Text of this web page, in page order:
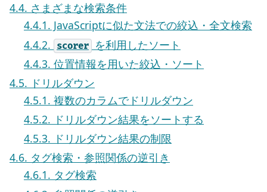
4.4. さまざまな検索条件
4.4.1. JavaScriptに似た文法での絞込・全文検索
4.4.2.
scorer
を利用したソート
4.4.3. 位置情報を用いた絞込・ソート
4.5. ドリルダウン
4.5.1. 複数のカラムでドリルダウン
4.5.2. ドリルダウン結果をソートする
4.5.3. ドリルダウン結果の制限
4.6. タグ検索・参照関係の逆引き
4.6.1. タグ検索